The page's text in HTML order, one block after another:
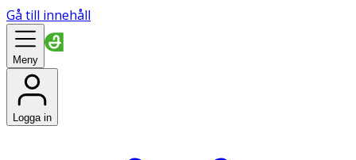
Gå till innehåll
Meny
Logga in